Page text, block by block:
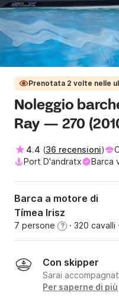
Prenotata 2 volte nelle
Noleggio
Ray — 270
4.4 (36 recensioni)
Port D'andratx
Barca
Barca a motore di
Tímea Irisz
7 persone ? · 320 cavalli
Con skipper
Sarai
Per saperne di più